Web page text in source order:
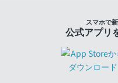
スマホで
公式アプリ